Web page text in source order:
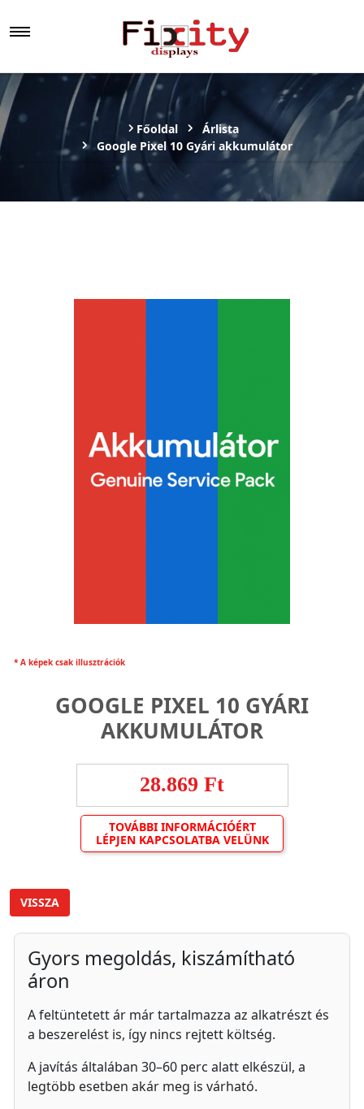
Főoldal
Árlista
Google Pixel 10 Gyári akkumulátor
* A képek csak illusztrációk
GOOGLE PIXEL 10 GYÁRI
AKKUMULÁTOR
28.869 Ft
TOVÁBBI INFORMÁCIÓÉRT
LÉPJEN KAPCSOLATBA VELÜNK
VISSZA
Gyors megoldás, kiszámítható
áron
A feltüntetett ár már tartalmazza az alkatrészt és
a beszerelést is, így nincs rejtett költség.
A javítás általában 30–60 perc alatt elkészül, a
legtöbb esetben akár meg is várható.